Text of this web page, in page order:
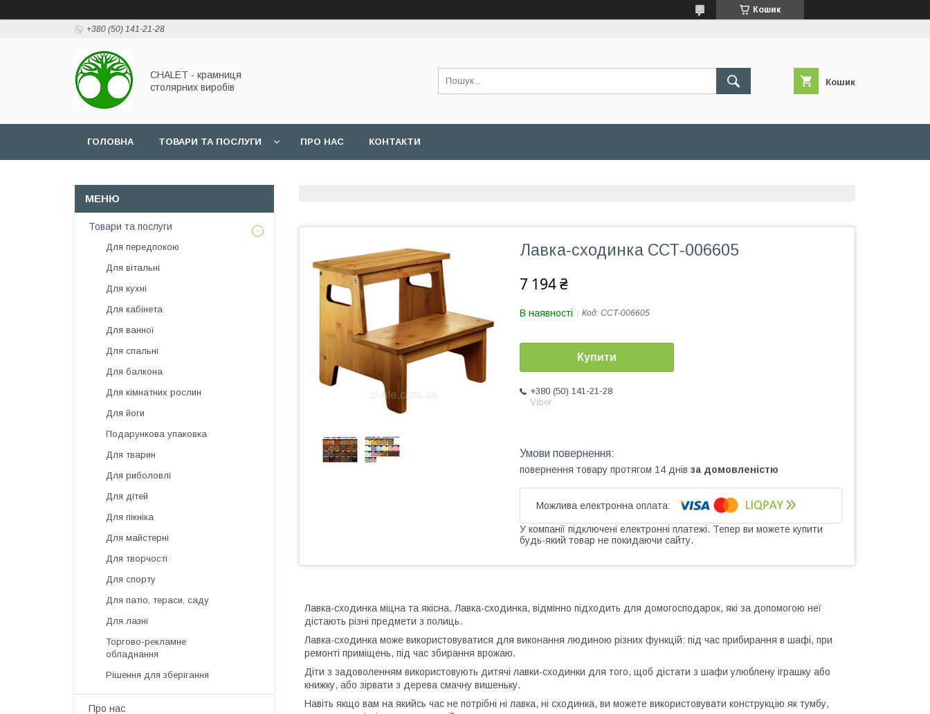
Кошик
+380 (50) 141-21-28
CHALET - крамниця
столярних виробів
Кошик
ГОЛОВНА ТОВАРИ ТА ПОСЛУГИ ПРО НАС КОНТАКТИ
Лавка-сходинка ССТ-006605
7 194 ₴
В наявності Код: ССТ-006605
Купити
+380 (50) 141-21-28
Viber
повернення товару протягом 14 днів за домовленістю
У компанії підключені електронні платежі. Тепер ви можете купити
будь-який товар не покидаючи сайту.
Лавка-сходинка міцна та якісна. Лавка-сходинка, відмінно підходить для домогосподарок, які за допомогою неї
дістають різні предмети з полиць.
Лавка-сходинка може використовуватися для виконання людиною різних функцій: під час прибирання в шафі, при
ремонті приміщень, під час збирання врожаю.
Діти з задоволенням використовують дитячі лавки-сходинки для того, щоб дістати з шафи улюблену іграшку або
книжку, або зірвати з дерева смачну вишеньку.
Навіть якщо вам на якийсь час не потрібні ні лавка, ні сходинка, ви можете використовувати конструкцію як тумбу,
Товари та послуги
Для передпокою
Для вітальні
Для кухні
Для кабінета
Для ванної
Для спальні
Для балкона
Для кімнатних рослин
Для йоги
Подарункова упаковка
Для тварин
Для риболовлі
Для дітей
Для пікніка
Для майстерні
Для творчості
Для спорту
Для патіо, тераси, саду
Для лазні
Торгово-рекламне
обладнання
Рішення для зберігання
Про нас